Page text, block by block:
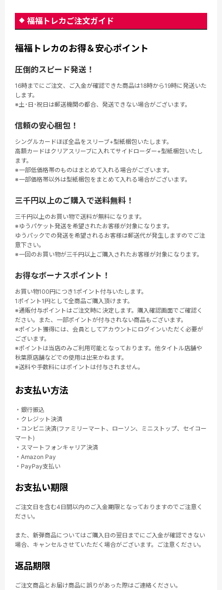
福福トレカご注文ガイド
福福トレカのお得＆安心ポイント
圧倒的スピード発送！
16時までにご注文、ご入金が確認できた商品は18時から19時に発送いた
します。
※土･日･祝日は郵送機関の都合、発送できない場合がございます。
信頼の安心梱包！
シングルカードほぼ全品をスリーブ+型紙梱包いたします。
高額カードはクリアスリーブに入れてサイドローダー+型紙梱包いたし
ます。
※一部低価格帯のものはまとめて入れる場合がございます。
※一部価格帯以外は型紙梱包をまとめて入れる場合がございます。
三千円以上のご購入で送料無料！
三千円以上のお買い物で送料が無料になります。
※ゆうパケット発送を希望されたお客様が対象になります。
ゆうパックでの発送を希望されるお客様は郵送代が発生しますのでご注
意下さい。
※一回のお買い物が三千円以上ご購入されたお客様が対象になります。
お得なボーナスポイント！
お買い物100円につき1ポイント付与いたします。
1ポイント1円として全商品ご購入頂けます。
※通販付与ポイントはご注文時に決定します。購入確認画面でご確認く
ださい。また、一部ポイントが付与されない商品もございます。
※ポイント獲得には、会員としてアカウントにログインいただく必要が
ございます。
※ポイントは当店のみご利用可能となっております。他タイトル店舗や
秋葉原店舗などでの使用は出来かねます。
※送料や手数料にはポイントは付与されません。
お支払い方法
・銀行振込
・クレジット決済
・コンビニ決済(ファミリーマート、ローソン、ミニストップ、セイコー
マート)
・スマートフォンキャリア決済
・Amazon Pay
・PayPay支払い
お支払い期限
ご注文日を含む4日間以内のご入金期限となっておりますのでご注意く
ださい。
また、新弾商品についてはご購入日の翌日までにご入金が確認できない
場合、キャンセルさせていただく場合がございます。ご注意ください。
返品期限
ご注文商品とお届け商品に誤りがあった際はご連絡ください。